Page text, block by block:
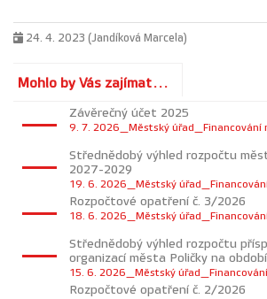
24. 4. 2023 (Jandíková Marcela)
Mohlo by Vás zajímat...
Závěrečný účet 2025
9. 7. 2026_Městský úřad_Financování
Střednědobý výhled rozpočtu
2027-2029
19. 6. 2026_Městský
Rozpočtové opatření č. 3/2026
18. 6. 2026_Městský
Střednědobý výhled rozpočtu
organizací města Poličky na
15. 6. 2026_Městský
Rozpočtové opatření č. 2/2026